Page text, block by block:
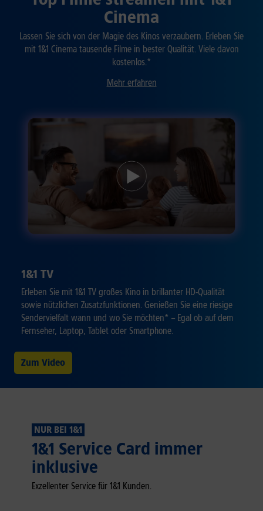
Cinema
Lassen Sie sich von der Magie des Kinos verzaubern. Erleben Sie
mit 1&1 Cinema tausende Filme in bester Qualität. Viele davon
kostenlos.*
Mehr erfahren
1&1 TV
Erleben Sie mit 1&1 TV großes Kino in brillanter HD-Qualität
sowie nützlichen Zusatzfunktionen. Genießen Sie eine riesige
Sendervielfalt wann und wo Sie möchten* – Egal ob auf dem
Fernseher, Laptop, Tablet oder Smartphone.
Zum Video
NUR BEI 1&1
1&1 Service Card immer
inklusive
Exzellenter Service für 1&1 Kunden.